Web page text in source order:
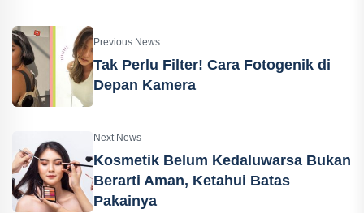
Previous News
Tak Perlu Filter! Cara Fotogenik di
Depan Kamera
Next News
Kosmetik Belum Kedaluwarsa Bukan
Berarti Aman, Ketahui Batas
Pakainya